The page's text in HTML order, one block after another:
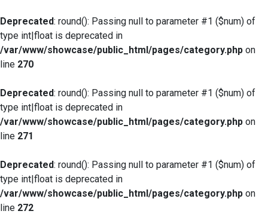
Deprecated: round(): Passing null to parameter #1 ($num) of
type int|float is deprecated in
/var/www/showcase/public_html/pages/category.php on
line 270
Deprecated: round(): Passing null to parameter #1 ($num) of
type int|float is deprecated in
/var/www/showcase/public_html/pages/category.php on
line 271
Deprecated: round(): Passing null to parameter #1 ($num) of
type int|float is deprecated in
/var/www/showcase/public_html/pages/category.php on
line 272